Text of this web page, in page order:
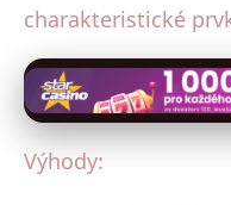
charakteristické
Výhody: